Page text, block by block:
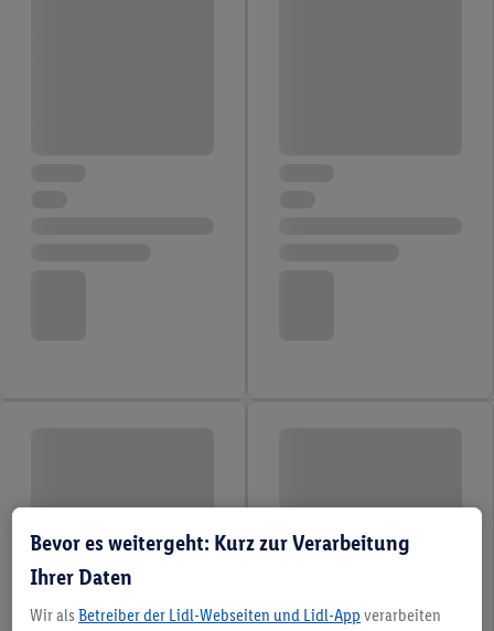
Bevor es weitergeht: Kurz zur Verarbeitung
Ihrer Daten
Wir als Betreiber der Lidl-Webseiten und Lidl-App verarbeiten